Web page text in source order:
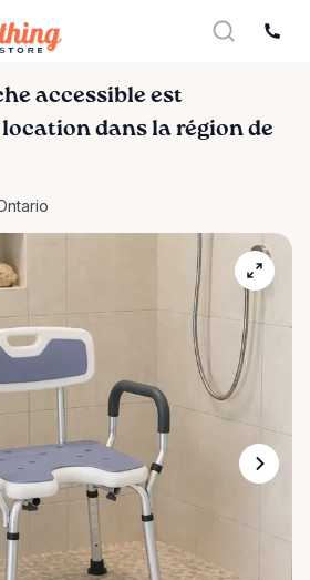
accessible est
dans la région de